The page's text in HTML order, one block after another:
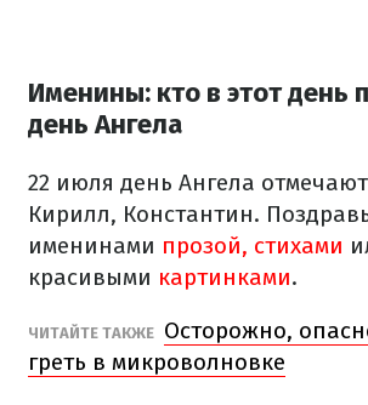
Именины: кто в этот день
день Ангела
22 июля день Ангела
Кирилл, Константин.
именинами прозой, стихами
красивыми картинками.
ЧИТАЙТЕ ТАКЖЕ Осторожно,
греть в микроволновке